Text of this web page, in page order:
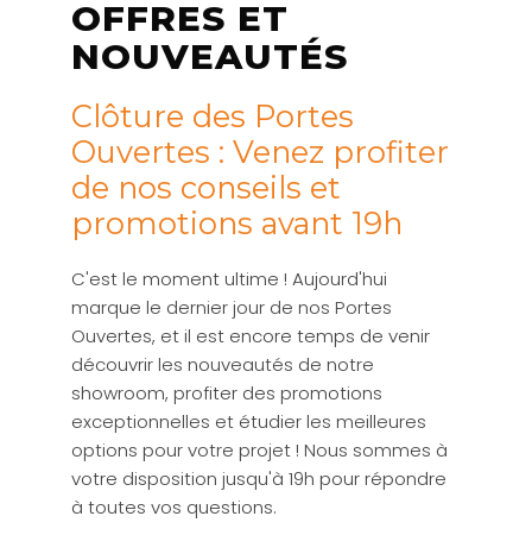
OFFRES ET
NOUVEAUTÉS
Clôture des Portes
Ouvertes : Venez profiter
de nos conseils et
promotions avant 19h
C'est le moment ultime ! Aujourd'hui
marque le dernier jour de nos Portes
Ouvertes, et il est encore temps de venir
découvrir les nouveautés de notre
showroom, profiter des promotions
exceptionnelles et étudier les meilleures
options pour votre projet ! Nous sommes à
votre disposition jusqu'à 19h pour répondre
à toutes vos questions.